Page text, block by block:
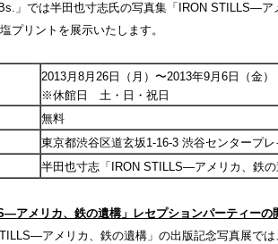
」では半田也寸志氏の写真集「IRON STILLS―ア
プリントを展示いたします。
2013月8月26日（月）〜2013年9月6日（金
※休館日 土・日・祝日
無料
東京都渋谷区道玄坂1-16-3 渋谷センタープ
半田也寸志「IRON STILLS―アメリカ、鉄の
―アメリカ、鉄の遺構」 レセプションパーティーの
アメリカ、鉄の遺構」の出版記念写真展で